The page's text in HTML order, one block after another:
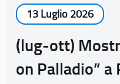
13 Luglio 2026
(lug-ott)
on Palladio” a